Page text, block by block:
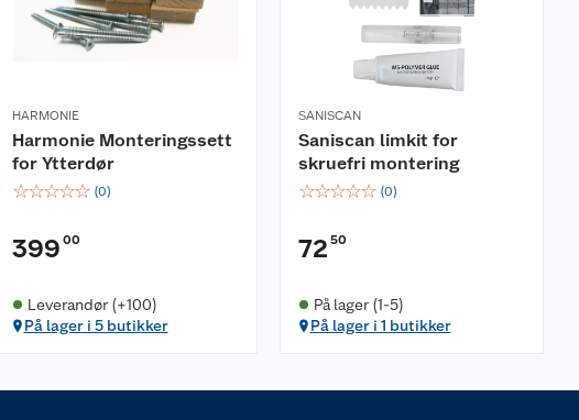
HARMONIE
Harmonie Monteringssett
for Ytterdør
☆☆☆☆☆ (0)
399 00
Leverandør (+100)
På lager i 5 butikker
SANISCAN
Saniscan limkit for
skruefri montering
☆☆☆☆☆ (0)
72 50
På lager (1-5)
På lager i 1 butikker